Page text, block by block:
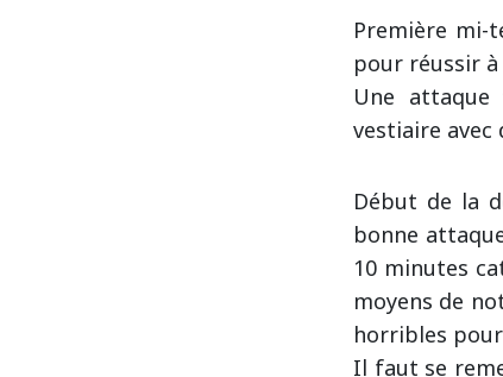
Première mi-
pour réussir
Une
vestiaire
Début de la
bonne
10 minutes
moyens de
horribles
Il faut se